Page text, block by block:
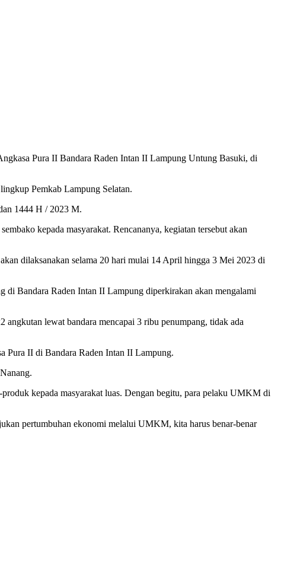
Pura II Bandara Raden Intan II Lampung Untung Basuki, di
Pemkab Lampung Selatan.
1444 H / 2023 M.
kepada masyarakat. Rencananya, kegiatan tersebut akan
dilaksanakan selama 20 hari mulai 14 April hingga 3 Mei 2023 di
Bandara Raden Intan II Lampung diperkirakan akan mengalami
angkutan lewat bandara mencapai 3 ribu penumpang, tidak ada
Pura II di Bandara Raden Intan II Lampung.
kepada masyarakat luas. Dengan begitu, para pelaku UMKM di
pertumbuhan ekonomi melalui UMKM, kita harus benar-benar